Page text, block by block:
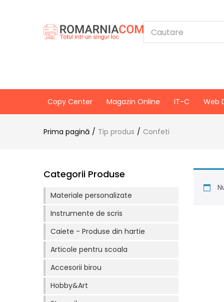
Copy Center Magazin Online IT-C Web
Prima pagină Tip produs Confeti
Categorii Produse
Materiale personalizate
Instrumente de scris
Caiete - Produse din hartie
Articole pentru scoala
Accesorii birou
Hobby&Art